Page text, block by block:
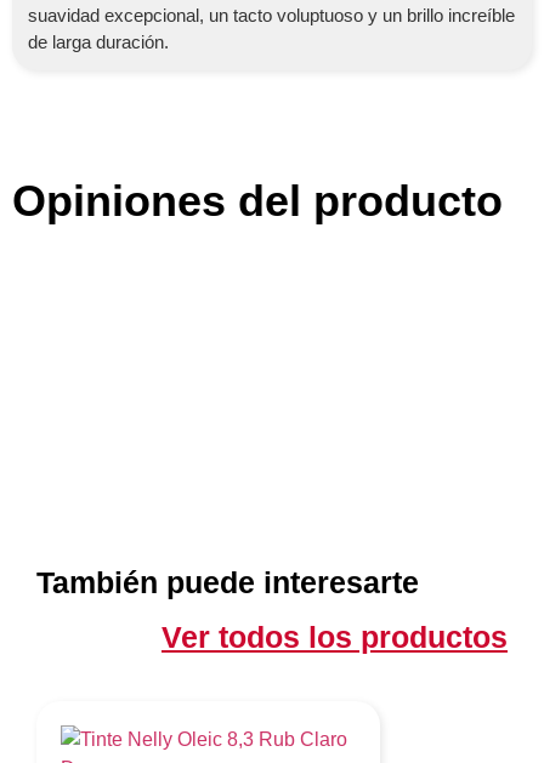
suavidad excepcional, un tacto voluptuoso y un brillo increíble
de larga duración.
Opiniones del producto
También puede interesarte
Ver todos los productos